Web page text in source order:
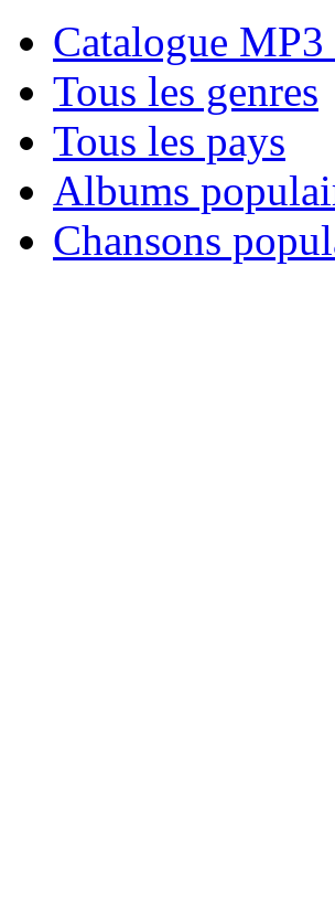
Catalogue
Tous les genres
Tous les pays
Albums
Chansons